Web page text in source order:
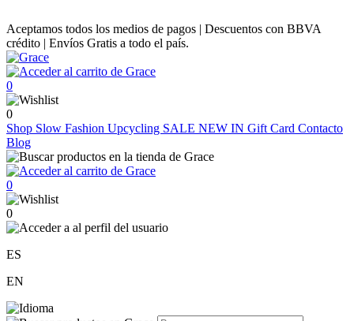
Aceptamos todos los medios de pagos | Descuentos con BBVA
crédito | Envíos Gratis a todo el país.
0
0
Shop Slow Fashion Upcycling SALE NEW IN Gift Card Contacto
Blog
0
0
ES
EN